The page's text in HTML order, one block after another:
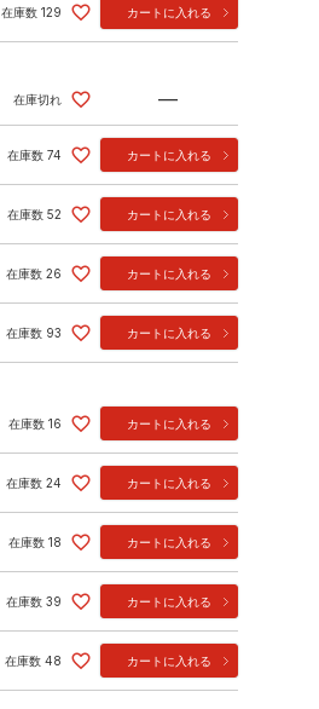
在庫数 129 カートに入れる
在庫切れ —
在庫数 74 カートに入れる
在庫数 52 カートに入れる
在庫数 26 カートに入れる
在庫数 93 カートに入れる
在庫数 16 カートに入れる
在庫数 24 カートに入れる
在庫数 18 カートに入れる
在庫数 39 カートに入れる
在庫数 48 カートに入れる